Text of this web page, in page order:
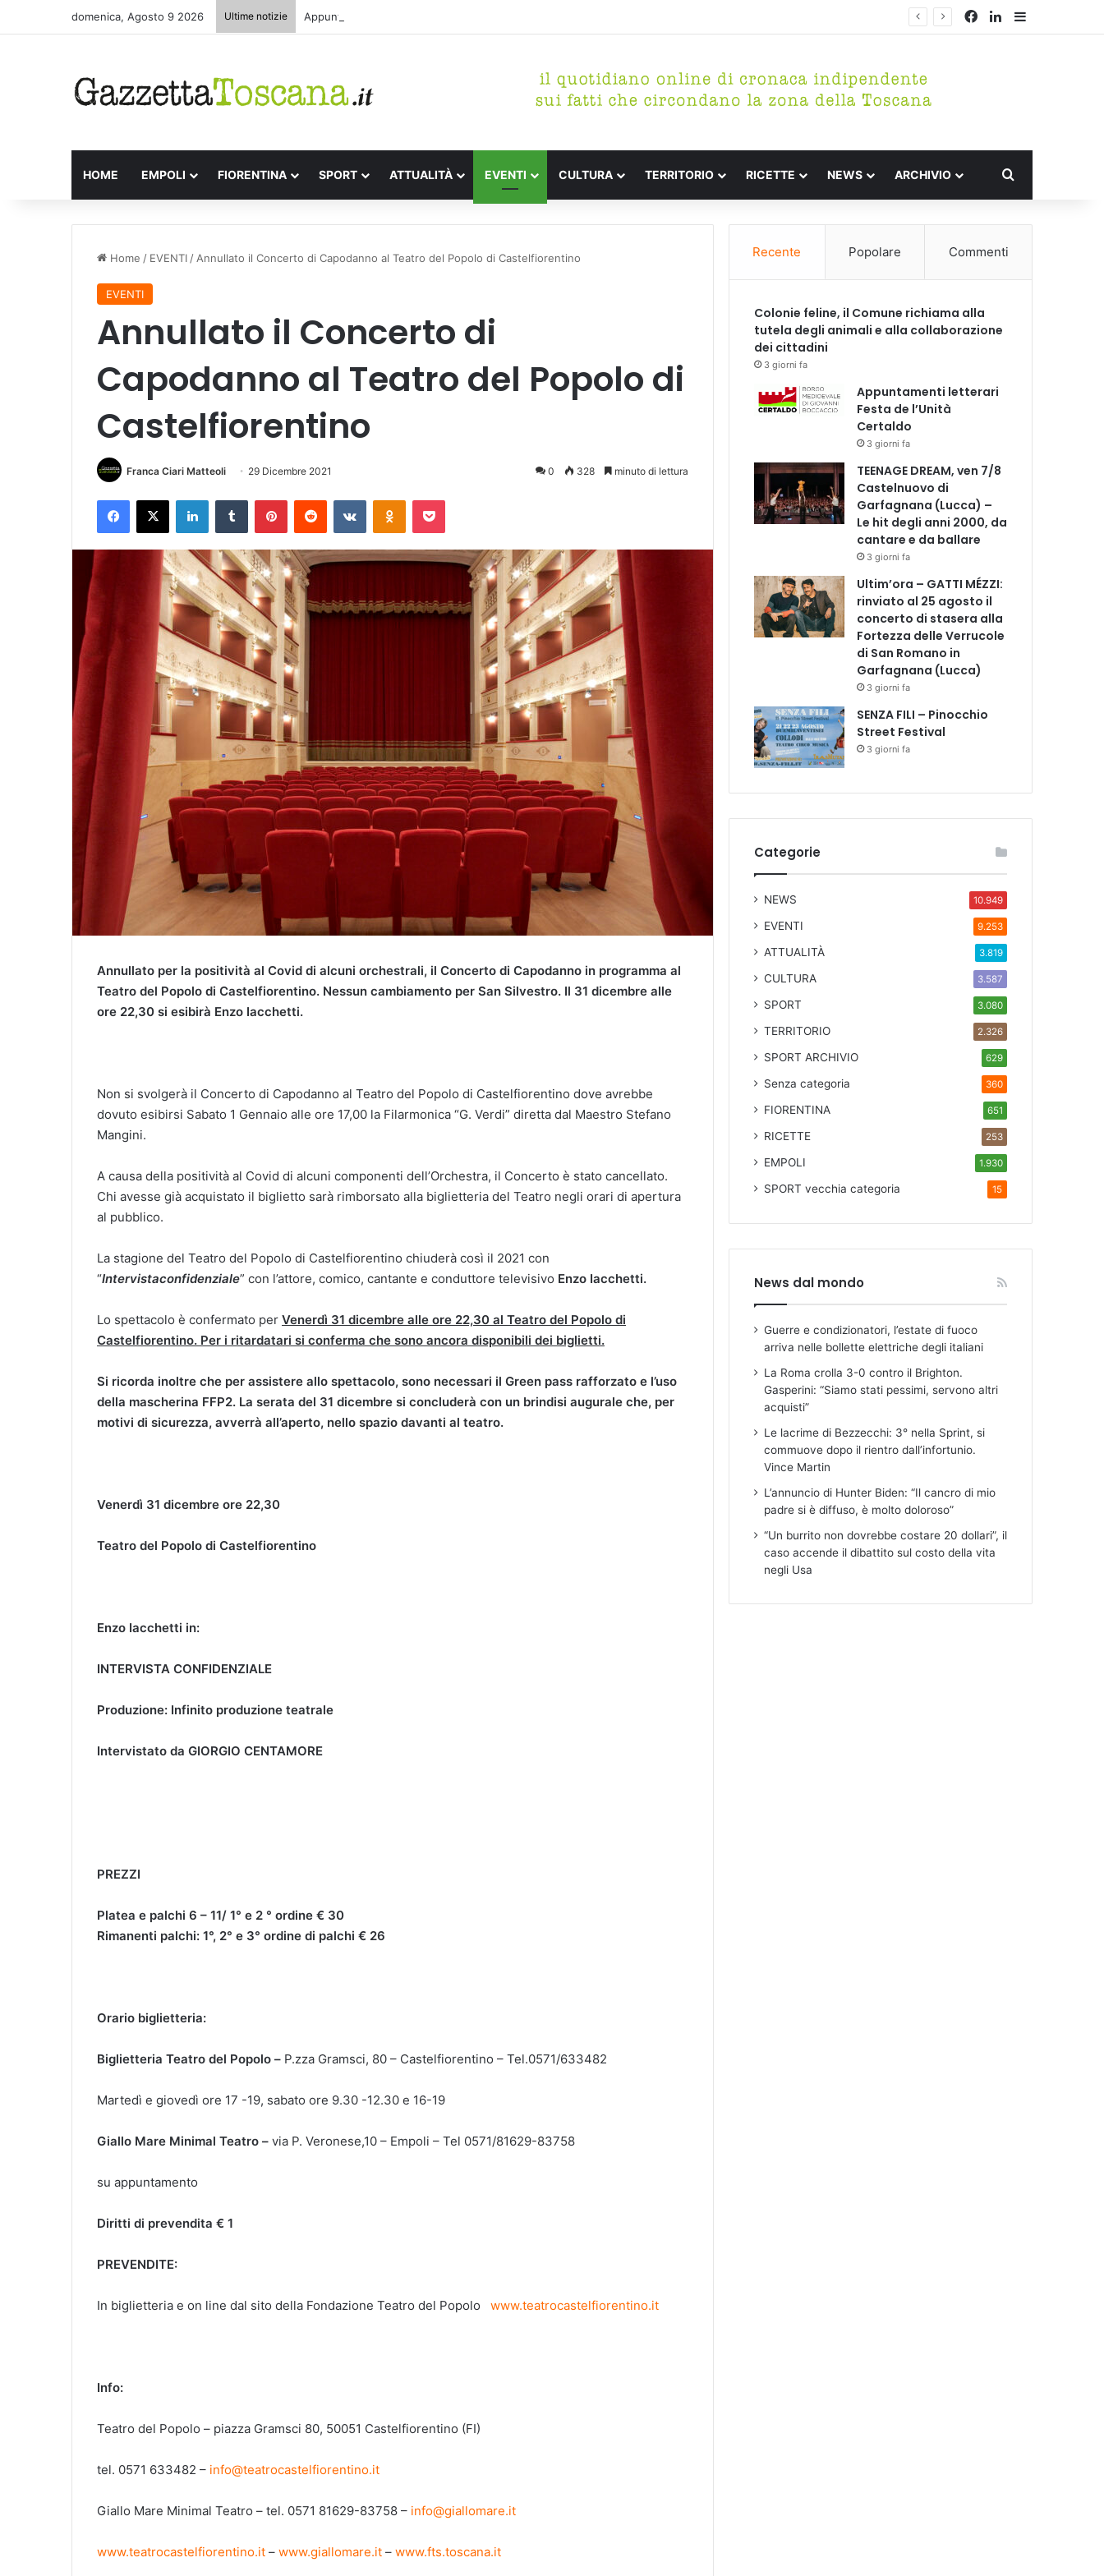
domenica, Agosto 9 2026 Ultime notizie Appuntamenti letterari Festa de l’Unità Certaldo Facebook
LinkedIn
HOME EMPOLI FIORENTINA SPORT ATTUALITÀ EVENTI CULTURA TERRITORIO RICETTE NEWS ARCHIVIO
Home / EVENTI / Annullato il Concerto di Capodanno al Teatro del Popolo di Castelfiorentino
EVENTI
Annullato il Concerto di
Capodanno al Teatro del Popolo di
Castelfiorentino
Franca Ciari Matteoli 29 Dicembre 2021 0 328 minuto di lettura
Annullato per la positività al Covid di alcuni orchestrali, il Concerto di Capodanno in programma al
Teatro del Popolo di Castelfiorentino. Nessun cambiamento per San Silvestro. Il 31 dicembre alle
ore 22,30 si esibirà Enzo Iacchetti.
Non si svolgerà il Concerto di Capodanno al Teatro del Popolo di Castelfiorentino dove avrebbe
dovuto esibirsi Sabato 1 Gennaio alle ore 17,00 la Filarmonica “G. Verdi” diretta dal Maestro Stefano
Mangini.
A causa della positività al Covid di alcuni componenti dell’Orchestra, il Concerto è stato cancellato.
Chi avesse già acquistato il biglietto sarà rimborsato alla biglietteria del Teatro negli orari di apertura
al pubblico.
La stagione del Teatro del Popolo di Castelfiorentino chiuderà così il 2021 con
“Intervistaconfidenziale” con l’attore, comico, cantante e conduttore televisivo Enzo Iacchetti.
Lo spettacolo è confermato per Venerdì 31 dicembre alle ore 22,30 al Teatro del Popolo di
Castelfiorentino. Per i ritardatari si conferma che sono ancora disponibili dei biglietti.
Si ricorda inoltre che per assistere allo spettacolo, sono necessari il Green pass rafforzato e l’uso
della mascherina FFP2. La serata del 31 dicembre si concluderà con un brindisi augurale che, per
motivi di sicurezza, avverrà all’aperto, nello spazio davanti al teatro.
Venerdì 31 dicembre ore 22,30
Teatro del Popolo di Castelfiorentino
Enzo Iacchetti in:
INTERVISTA CONFIDENZIALE
Produzione: Infinito produzione teatrale
Intervistato da GIORGIO CENTAMORE
PREZZI
Platea e palchi 6 – 11/ 1° e 2 ° ordine € 30
Rimanenti palchi: 1°, 2° e 3° ordine di palchi € 26
Orario biglietteria:
Biglietteria Teatro del Popolo – P.zza Gramsci, 80 – Castelfiorentino – Tel.0571/633482
Martedì e giovedì ore 17 -19, sabato ore 9.30 -12.30 e 16-19
Giallo Mare Minimal Teatro – via P. Veronese,10 – Empoli – Tel 0571/81629-83758
su appuntamento
Diritti di prevendita € 1
PREVENDITE:
In biglietteria e on line dal sito della Fondazione Teatro del Popolo www.teatrocastelfiorentino.it
Info:
Teatro del Popolo – piazza Gramsci 80, 50051 Castelfiorentino (FI)
tel. 0571 633482 – info@teatrocastelfiorentino.it
Giallo Mare Minimal Teatro – tel. 0571 81629-83758 – info@giallomare.it
www.teatrocastelfiorentino.it – www.giallomare.it – www.fts.toscana.it
Recente Popolare Commenti
Colonie feline, il Comune richiama alla
tutela degli animali e alla collaborazione
dei cittadini
3 giorni fa
Appuntamenti letterari
Festa de l’Unità
Certaldo
3 giorni fa
TEENAGE DREAM, ven 7/8
Castelnuovo di
Garfagnana (Lucca) –
Le hit degli anni 2000, da
cantare e da ballare
3 giorni fa
Ultim’ora – GATTI MÉZZI:
rinviato al 25 agosto il
concerto di stasera alla
Fortezza delle Verrucole
di San Romano in
Garfagnana (Lucca)
3 giorni fa
SENZA FILI – Pinocchio
Street Festival
3 giorni fa
Categorie
NEWS 10.949
EVENTI 9.253
ATTUALITÀ 3.819
CULTURA 3.587
SPORT 3.080
TERRITORIO 2.326
SPORT ARCHIVIO 629
Senza categoria 360
FIORENTINA 651
RICETTE 253
EMPOLI 1.930
SPORTvecchia categoria 15
News dal mondo
Guerre e condizionatori, l’estate di fuoco
arriva nelle bollette elettriche degli italiani
La Roma crolla 3-0 contro il Brighton.
Gasperini: “Siamo stati pessimi, servono altri
acquisti”
Le lacrime di Bezzecchi: 3° nella Sprint, si
commuove dopo il rientro dall’infortunio.
Vince Martin
L’annuncio di Hunter Biden: “Il cancro di mio
padre si è diffuso, è molto doloroso”
“Un burrito non dovrebbe costare 20 dollari”, il
caso accende il dibattito sul costo della vita
negli Usa